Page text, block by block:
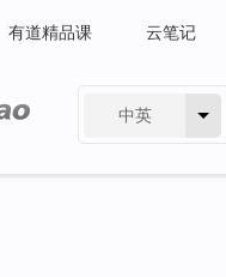
有道精品课 云笔记
中英